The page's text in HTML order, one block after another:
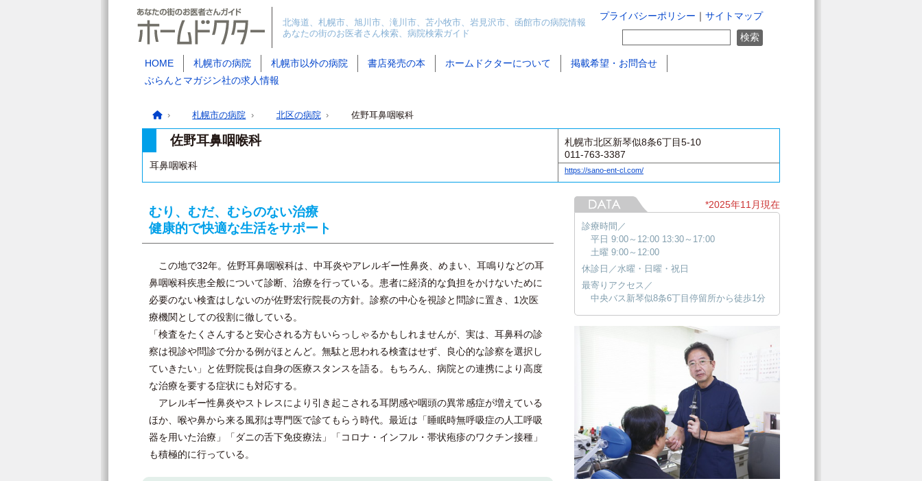
プライバシーポリシー サイトマップ
北海道、札幌市、旭川市、滝川市、苫小牧市、岩見沢市、函館市の病院情報
あなたの街のお医者さん検索、病院検索ガイド
HOME 札幌市の病院 札幌市以外の病院 書店発売の本 ホームドクターについて
掲載希望・お問合せ
ぶらんとマガジン社の求人情報
札幌市の病院 北区の病院 佐野耳鼻咽喉科
佐野耳鼻咽喉科
耳鼻咽喉科
札幌市北区新琴似8条6丁目5-10
011-763-3387
https://sano-ent-cl.com/
むり、むだ、むらのない治療
健康的で快適な生活をサポート
この地で32年。佐野耳鼻咽喉科は、中耳炎やアレルギー性鼻炎、めまい、耳鳴りなどの耳
鼻咽喉科疾患全般について診断、治療を行っている。患者に経済的な負担をかけないために
必要のない検査はしないのが佐野宏行院長の方針。診察の中心を視診と問診に置き、1次医
療機関としての役割に徹している。
「検査をたくさんすると安心される方もいらっしゃるかもしれませんが、実は、耳鼻科の診
察は視診や問診で分かる例がほとんど。無駄と思われる検査はせず、良心的な診察を選択し
ていきたい」と佐野院長は自身の医療スタンスを語る。もちろん、病院との連携により高度
な治療を要する症状にも対応する。
アレルギー性鼻炎やストレスにより引き起こされる耳閉感や咽頭の異常感症が増えている
ほか、喉や鼻から来る風邪は専門医で診てもらう時代。最近は「睡眠時無呼吸症の人工呼吸
器を用いた治療」「ダニの舌下免疫療法」「コロナ・インフル・帯状疱疹のワクチン接種」
も積極的に行っている。
*2025年11月現在
診療時間／
平日 9:00～12:00 13:30～17:00
土曜 9:00～12:00
休診日／水曜・日曜・祝日
最寄りアクセス／
中央バス新琴似8条6丁目停留所から徒歩1分